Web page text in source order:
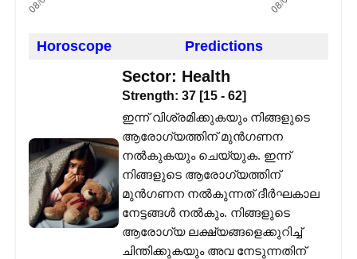
Horoscope Predictions
Sector: Health
Strength: 37 [15 - 62]
ഇന്ന് വിശ്രമിക്കുകയും നിങ്ങളുടെ
ആരോഗ്യത്തിന് മുൻഗണന
നൽകുകയും ചെയ്യുക. ഇന്ന്
നിങ്ങളുടെ ആരോഗ്യത്തിന്
മുൻഗണന നൽകുന്നത് ദീർഘകാല
നേട്ടങ്ങൾ നൽകും. നിങ്ങളുടെ
ആരോഗ്യ ലക്ഷ്യങ്ങളെക്കുറിച്ച്
ചിന്തിക്കുകയും അവ നേടുന്നതിന്